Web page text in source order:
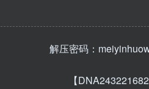
解压密码：
【DNA243221682